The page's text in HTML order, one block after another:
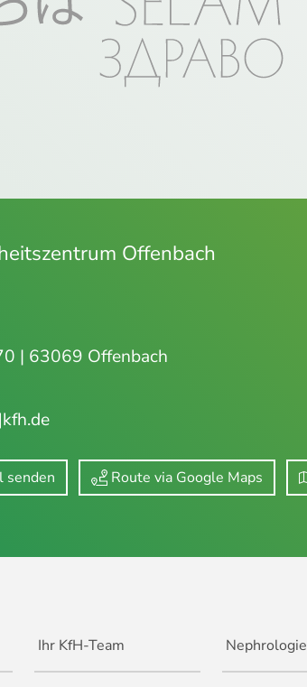
Offenbach
| 63069 Offenbach
senden Route via Google Maps
Ihr KfH-Team Nephrologie